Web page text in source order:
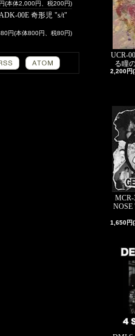
(本体2,000円、税200円)
00E 奇形児 "s/t"
円(本体800円、税80円)
UCR-
る瞳
2,200円
NOSE
1,650円